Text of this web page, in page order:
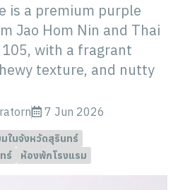
is a premium purple
Jao Hom Nin and Thai
105, with a fragrant
texture, and nutty
7 Jun 2026
ในจังหวัดสุรินทร์
ร์
ห้องพักโรงแรม